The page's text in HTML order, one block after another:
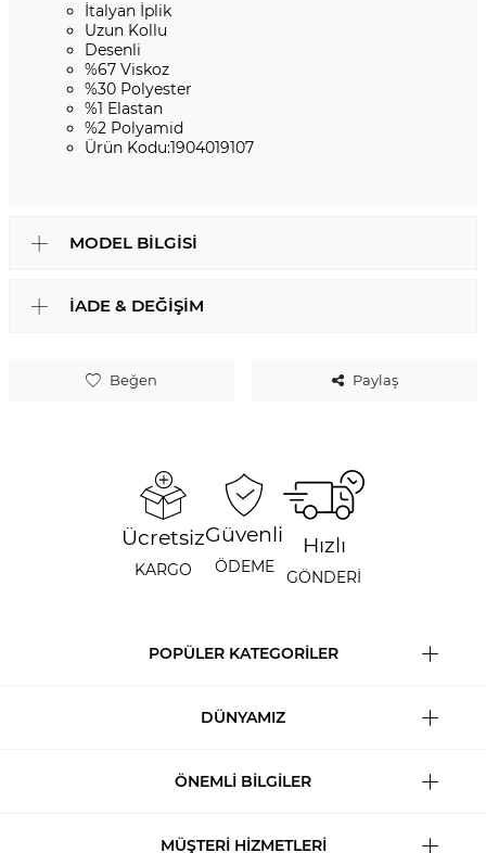
Beğen Paylaş
İtalyan İplik
Uzun Kollu
Desenli
%67 Viskoz
%30 Polyester
%1 Elastan
%2 Polyamid
Ürün Kodu:1904019107
MODEL BILGISI
İADE & DEĞIŞIM
Ücretsiz
KARGO
Güvenli
ÖDEME
Hızlı
GÖNDERİ
POPÜLER KATEGORİLER
DÜNYAMIZ
ÖNEMLİ BİLGİLER
MÜŞTERİ HİZMETLERİ